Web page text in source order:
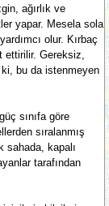
ağırlık ve
yapar. Mesela sola
olur. Kırbaç
ettirilir. Gereksiz,
ki, bu da istenmeyen
sınıfa göre
sıralanmış
sahada, kapalı
tarafından